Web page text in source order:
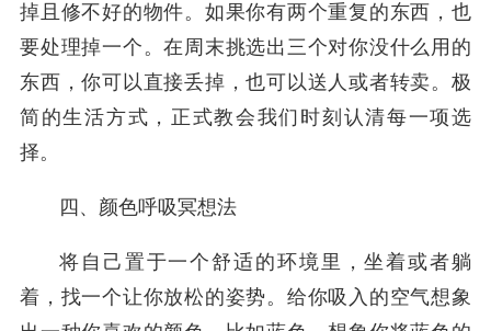
掉且修不好的物件。如果你有两个重复的东西，也
要处理掉一个。在周末挑选出三个对你没什么用的
东西，你可以直接丢掉，也可以送人或者转卖。极
简的生活方式，正式教会我们时刻认清每一项选
择。
四、颜色呼吸冥想法
将自己置于一个舒适的环境里，坐着或者躺
着，找一个让你放松的姿势。给你吸入的空气想象